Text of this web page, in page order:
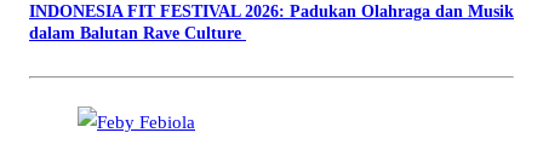
INDONESIA FIT FESTIVAL 2026: Padukan Olahraga dan Musik
dalam Balutan Rave Culture